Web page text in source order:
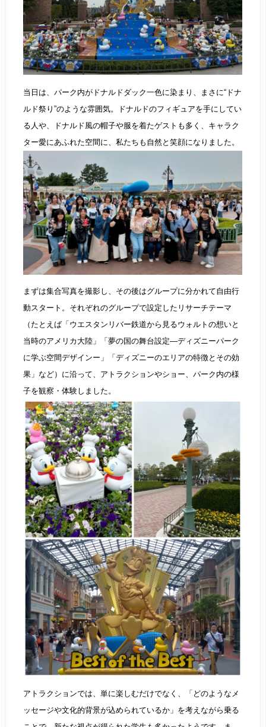
当日は、パーク内がドナルドダック一色に染まり、まさに“ドナ
ルド祭り”のような雰囲気。ドナルドのフィギュアを手にしてい
る人や、ドナルド風の帽子や服を着たゲストも多く、キャラク
ター愛にあふれた空間に、私たちも自然と笑顔になりました。
まずは集合写真を撮影し、その後はグループに分かれて自由行
動スタート。それぞれのグループで設定したリサーチテーマ
（たとえば「ウエスタンリバー鉄道から見るウォルトの想いと
当時のアメリカ大陸」「夢の国の舞台設定―ディズニーパーク
に学ぶ空間デザインー」「ディズニーのエリアの特徴とその効
果」など）に沿って、アトラクションやショー、パーク内の様
子を観察・体験しました。
アトラクションでは、単に楽しむだけでなく、「どのようなメ
ッセージや文化的背景が込められているか」を考えながら乗る